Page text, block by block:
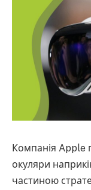
Компанія Apple
окуляри
частиною